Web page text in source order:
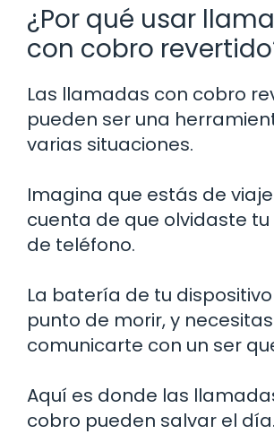
¿Por qué usar
con cobro
Las llamadas con cobro
pueden ser una
varias situaciones.
Imagina que estás de
cuenta de que olvidaste
de teléfono.
La batería de tu
punto de morir, y necesitas
comunicarte con un ser
Aquí es donde las
cobro pueden salvar el día.